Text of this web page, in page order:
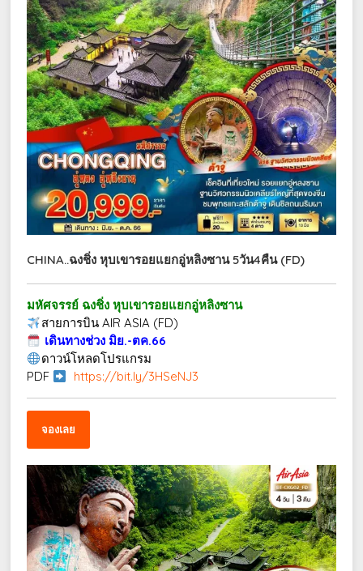
CHINA..ฉงชิ่ง หุบเขารอยแยกอู่หลิงซาน 5วัน4คืน (FD)
มหัศจรรย์ ฉงชิ่ง หุบเขารอยแยกอู่หลิงซาน
สายการบิน AIR ASIA (FD)
เดินทางช่วง มิย.-ตค.66
ดาวน์โหลดโปรแกรม
PDF
https://bit.ly/3HSeNJ3
จองเลย